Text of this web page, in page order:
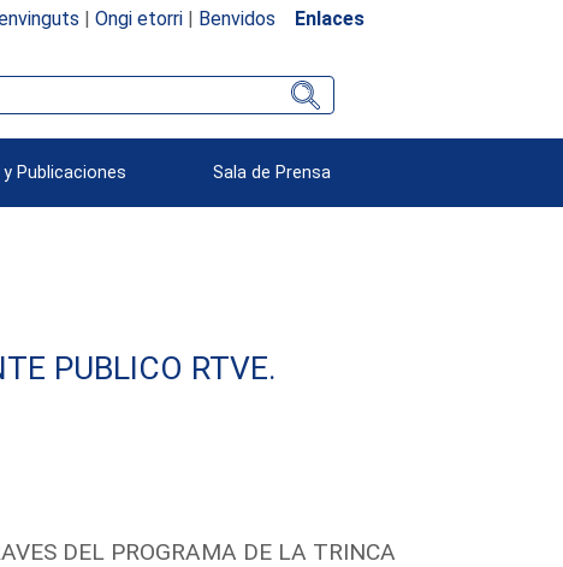
| Ongi etorri| Benvidos Enlaces
Publicaciones Sala de Prensa
PUBLICO RTVE.
DEL PROGRAMA DE LA TRINCA